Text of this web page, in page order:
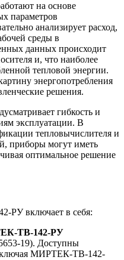
на основе
параметров
анализирует расход,
среды в
данных происходит
и, что наиболее
тепловой энергии.
энергопотребления
решения.
гибкость и
эксплуатации. В
тепловычислителя и
приборы могут иметь
оптимальное решение
РУ включает в себя:
ТВ-142-РУ
19). Доступны
МИРТЕК-ТВ-142-